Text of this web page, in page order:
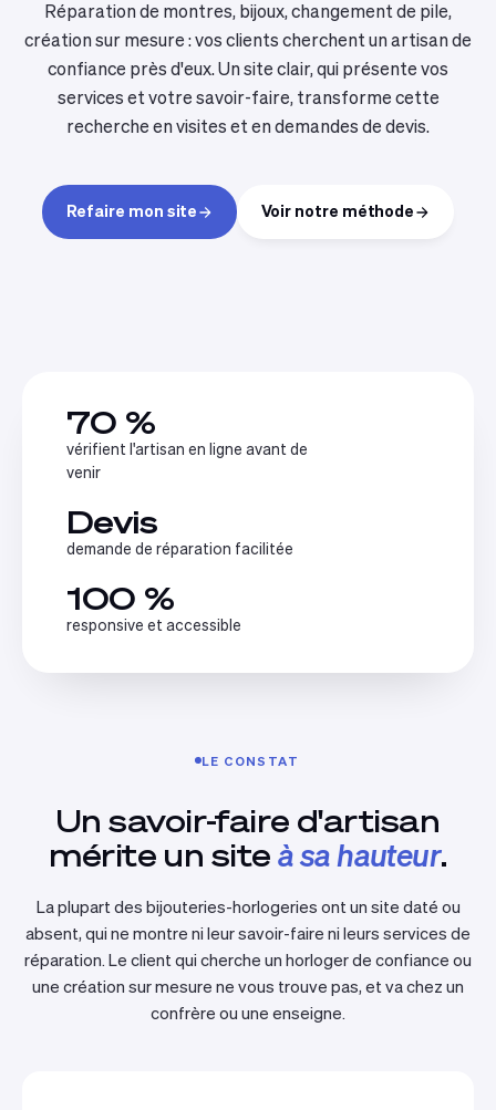
Réparation de montres, bijoux, changement de pile,
création sur mesure : vos clients cherchent un artisan de
confiance près d'eux. Un site clair, qui présente vos
services et votre savoir-faire, transforme cette
recherche en visites et en demandes de devis.
Refaire mon site Voir notre méthode
70 %
vérifient l'artisan en ligne avant de
venir
Devis
demande de réparation facilitée
100 %
responsive et accessible
LE CONSTAT
Un savoir-faire d'artisan
mérite un site à sa hauteur.
La plupart des bijouteries-horlogeries ont un site daté ou
absent, qui ne montre ni leur savoir-faire ni leurs services de
réparation. Le client qui cherche un horloger de confiance ou
une création sur mesure ne vous trouve pas, et va chez un
confrère ou une enseigne.